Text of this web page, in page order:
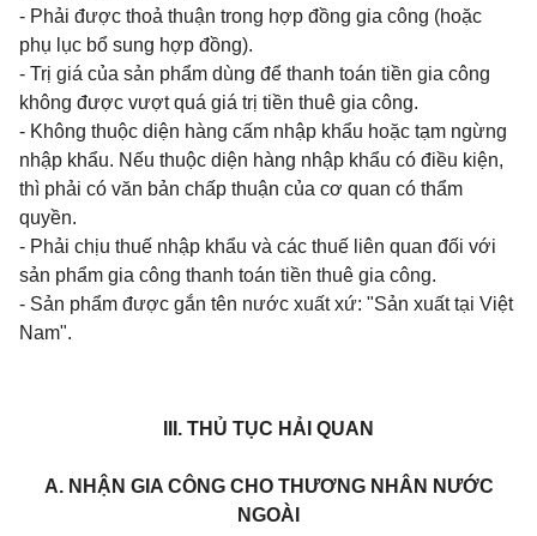
- Phải được thoả thuận trong hợp đồng gia công (hoặc
phụ lục bổ sung hợp đồng).
- Trị giá của sản phẩm dùng để thanh toán tiền gia công
không được vượt quá giá trị tiền thuê gia công.
- Không thuộc diện hàng cấm nhập khẩu hoặc tạm ngừng
nhập khẩu. Nếu thuộc diện hàng nhập khẩu có điều kiện,
thì phải có văn bản chấp thuận của cơ quan có thẩm
quyền.
- Phải chịu thuế nhập khẩu và các thuế liên quan đối với
sản phẩm gia công thanh toán tiền thuê gia công.
- Sản phẩm được gắn tên nước xuất xứ: "Sản xuất tại Việt
Nam".
III. THỦ TỤC HẢI QUAN
A. NHẬN GIA CÔNG CHO THƯƠNG NHÂN NƯỚC
NGOÀI